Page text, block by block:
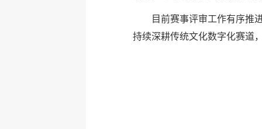
目前赛事评审工作有序推
持续深耕传统文化数字化赛道